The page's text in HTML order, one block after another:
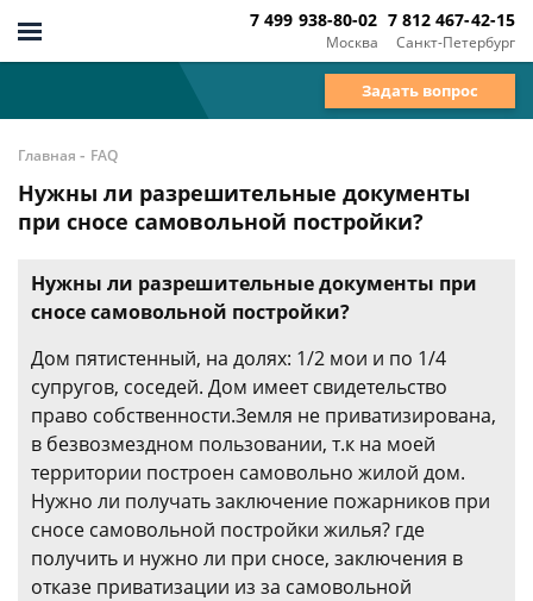
Москва
7 499 938-80-02
Санкт-Петербург
7 812 467-42-15
Задать вопрос
Главная - FAQ
Нужны ли разрешительные документы
при сносе самовольной постройки?
Нужны ли разрешительные документы при
сносе самовольной постройки?
Дом пятистенный, на долях: 1/2 мои и по 1/4
супругов, соседей. Дом имеет свидетельство
право собственности.Земля не приватизирована,
в безвозмездном пользовании, т.к на моей
территории построен самовольно жилой дом.
Нужно ли получать заключение пожарников при
сносе самовольной постройки жилья? где
получить и нужно ли при сносе, заключения в
отказе приватизации из за самовольной